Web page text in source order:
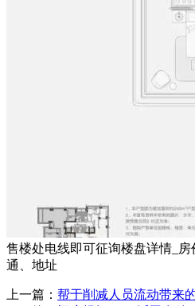
售楼处电线即可征询楼盘详情_
通、地址
上一篇： 帮于削减人员流动带来